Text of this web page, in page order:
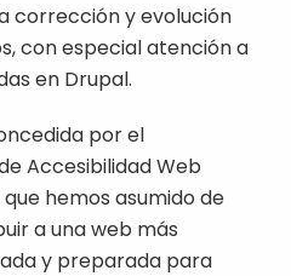
corrección y evolución
con especial atención a
en Drupal.
por el
Accesibilidad Web
hemos asumido de
a una web más
y preparada para